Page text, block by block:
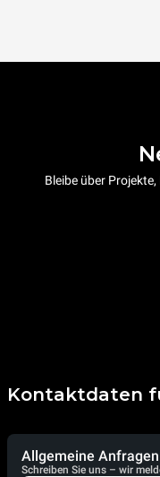
Bleibe über
Kontaktdaten
Allgemeine Anfragen
Schreiben Sie uns – wir